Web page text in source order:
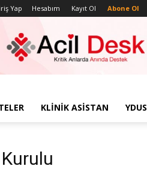
Yap Hesabım Kayıt Ol Abone Ol
KLINIK ASISTAN YDUS